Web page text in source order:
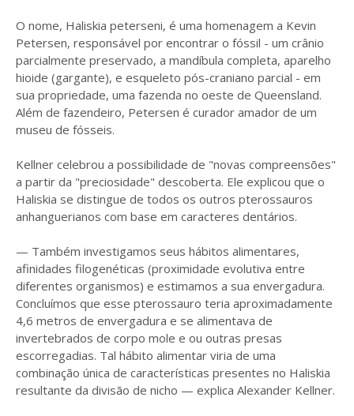
O nome, Haliskia peterseni, é uma homenagem a Kevin
Petersen, responsável por encontrar o fóssil - um crânio
parcialmente preservado, a mandíbula completa, aparelho
hioide (gargante), e esqueleto pós-craniano parcial - em
sua propriedade, uma fazenda no oeste de Queensland.
Além de fazendeiro, Petersen é curador amador de um
museu de fósseis.
Kellner celebrou a possibilidade de "novas compreensões"
a partir da "preciosidade" descoberta. Ele explicou que o
Haliskia se distingue de todos os outros pterossauros
anhanguerianos com base em caracteres dentários.
— Também investigamos seus hábitos alimentares,
afinidades filogenéticas (proximidade evolutiva entre
diferentes organismos) e estimamos a sua envergadura.
Concluímos que esse pterossauro teria aproximadamente
4,6 metros de envergadura e se alimentava de
invertebrados de corpo mole e ou outras presas
escorregadias. Tal hábito alimentar viria de uma
combinação única de características presentes no Haliskia
resultante da divisão de nicho — explica Alexander Kellner.